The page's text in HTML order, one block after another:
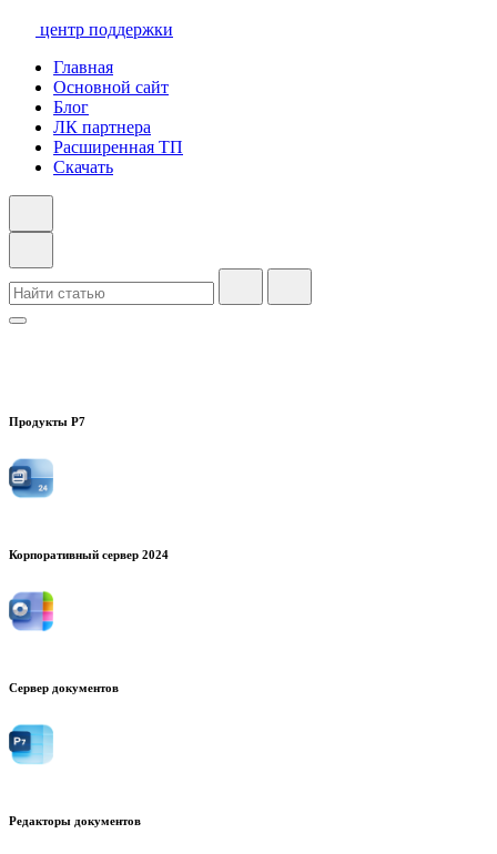
центр поддержки
Главная
Основной сайт
Блог
ЛК партнера
Расширенная ТП
Скачать
Продукты Р7
Корпоративный сервер 2024
Сервер документов
Редакторы документов